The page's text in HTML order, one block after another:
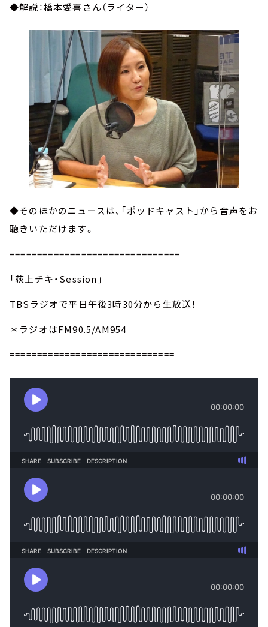
◆解説：橋本愛喜さん（ライター）
◆そのほかのニュースは、「ポッドキャスト」から音声をお
聴きいただけます。
===============================
「荻上チキ・Session」
TBSラジオで平日午後3時30分から生放送！
＊ラジオはFM90.5/AM954
==============================